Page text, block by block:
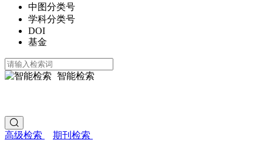
中图分类号
学科分类号
DOI
基金
智能检索
高级检索 期刊检索